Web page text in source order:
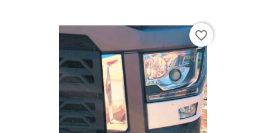
favorite_border